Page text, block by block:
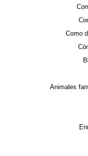
Como
Animales